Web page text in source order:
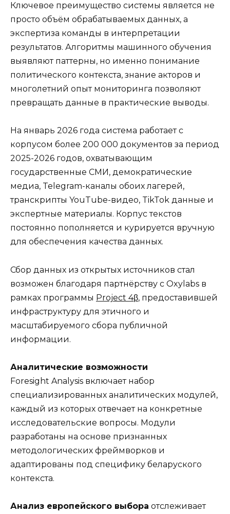
Ключевое преимущество системы является не
просто объём обрабатываемых данных, а
экспертиза команды в интерпретации
результатов. Алгоритмы машинного обучения
выявляют паттерны, но именно понимание
политического контекста, знание акторов и
многолетний опыт мониторинга позволяют
превращать данные в практические выводы.
На январь 2026 года система работает с
корпусом более 200 000 документов за период
2025-2026 годов, охватывающим
государственные СМИ, демократические
медиа, Telegram-каналы обоих лагерей,
транскрипты YouTube-видео, TikTok данные и
экспертные материалы. Корпус текстов
постоянно пополняется и курируется вручную
для обеспечения качества данных.
Сбор данных из открытых источников стал
возможен благодаря партнёрству с Oxylabs в
рамках программы Project 4β, предоставившей
инфраструктуру для этичного и
масштабируемого сбора публичной
информации.
Аналитические возможности
Foresight Analysis включает набор
специализированных аналитических модулей,
каждый из которых отвечает на конкретные
исследовательские вопросы. Модули
разработаны на основе признанных
методологических фреймворков и
адаптированы под специфику беларуского
контекста.
Анализ европейского выбора отслеживает